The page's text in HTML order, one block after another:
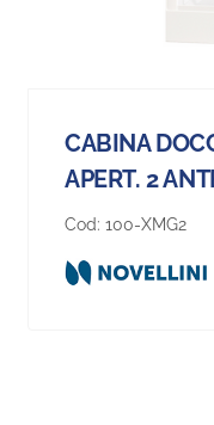
CABINA
APERT. 2
Cod: 100-XMG2